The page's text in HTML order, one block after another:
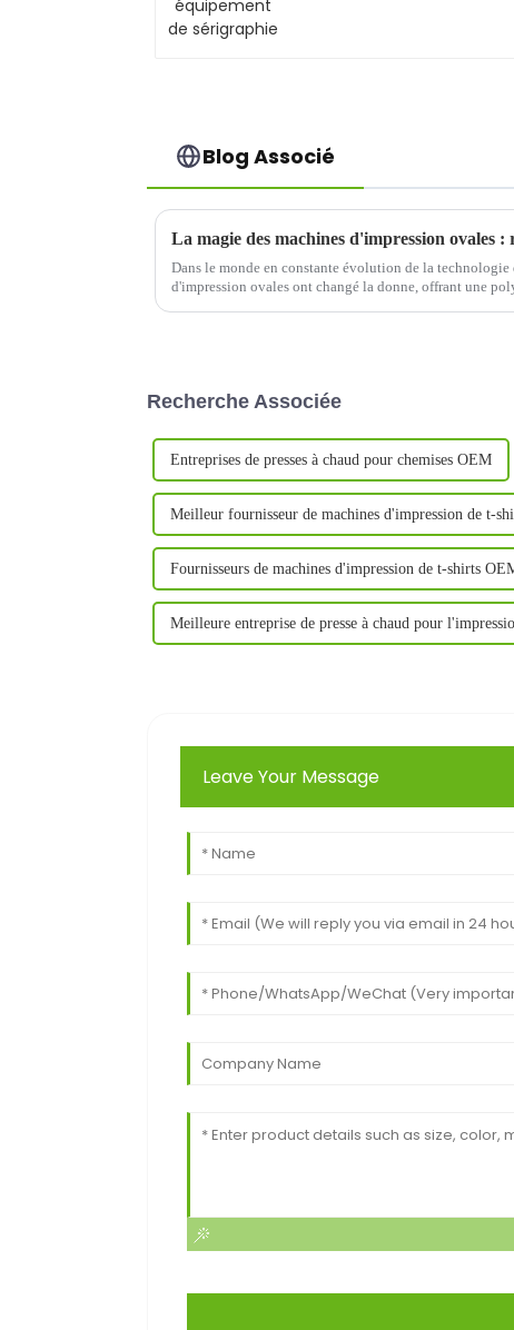
Blog Associé
Dans le monde en constante évolution de la technologie
d'impression ovales ont changé la donne, offrant une
Recherche Associée
Entreprises de presses à chaud pour chemises OEM
Meilleur fournisseur de machines d'impression de t-
Fournisseurs de machines d'impression de t-shirts
Meilleure entreprise de presse à chaud pour
Leave Your Message